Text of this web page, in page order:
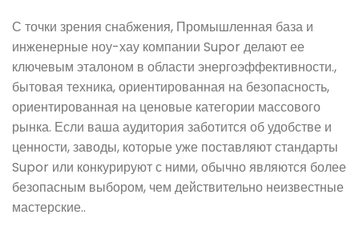
С точки зрения снабжения, Промышленная база и
инженерные ноу-хау компании Supor делают ее
ключевым эталоном в области энергоэффективности.,
бытовая техника, ориентированная на безопасность,
ориентированная на ценовые категории массового
рынка. Если ваша аудитория заботится об удобстве и
ценности, заводы, которые уже поставляют стандарты
Supor или конкурируют с ними, обычно являются более
безопасным выбором, чем действительно неизвестные
мастерские..